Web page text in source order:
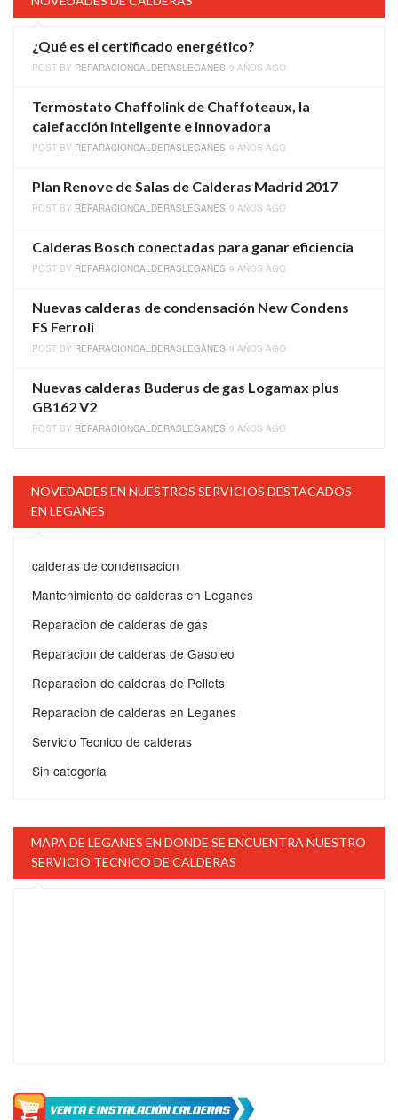
¿Qué es el certificado energético?
POST BY REPARACIONCALDERASLEGANES 9 AÑOS AGO
Termostato Chaffolink de Chaffoteaux, la
calefacción inteligente e innovadora
POST BY REPARACIONCALDERASLEGANES 9 AÑOS AGO
Plan Renove de Salas de Calderas Madrid 2017
POST BY REPARACIONCALDERASLEGANES 9 AÑOS AGO
Calderas Bosch conectadas para ganar eficiencia
POST BY REPARACIONCALDERASLEGANES 9 AÑOS AGO
Nuevas calderas de condensación New Condens
FS Ferroli
POST BY REPARACIONCALDERASLEGANES 9 AÑOS AGO
Nuevas calderas Buderus de gas Logamax plus
GB162 V2
POST BY REPARACIONCALDERASLEGANES 9 AÑOS AGO
NOVEDADES EN NUESTROS SERVICIOS DESTACADOS
EN LEGANES
calderas de condensacion
Mantenimiento de calderas en Leganes
Reparacion de calderas de gas
Reparacion de calderas de Gasoleo
Reparacion de calderas de Pellets
Reparacion de calderas en Leganes
Servicio Tecnico de calderas
Sin categoría
MAPA DE LEGANES EN DONDE SE ENCUENTRA NUESTRO
SERVICIO TECNICO DE CALDERAS